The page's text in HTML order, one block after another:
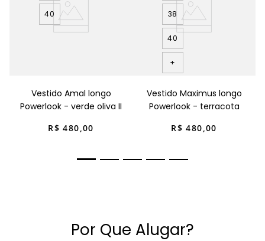
40
Vestido Amal longo
Powerlook - verde oliva II
R$ 480,00
38
40
+
Vestido Maximus longo
Powerlook - terracota
R$ 480,00
Por Que Alugar?